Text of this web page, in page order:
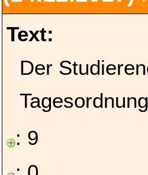
Text:
Der
: 9